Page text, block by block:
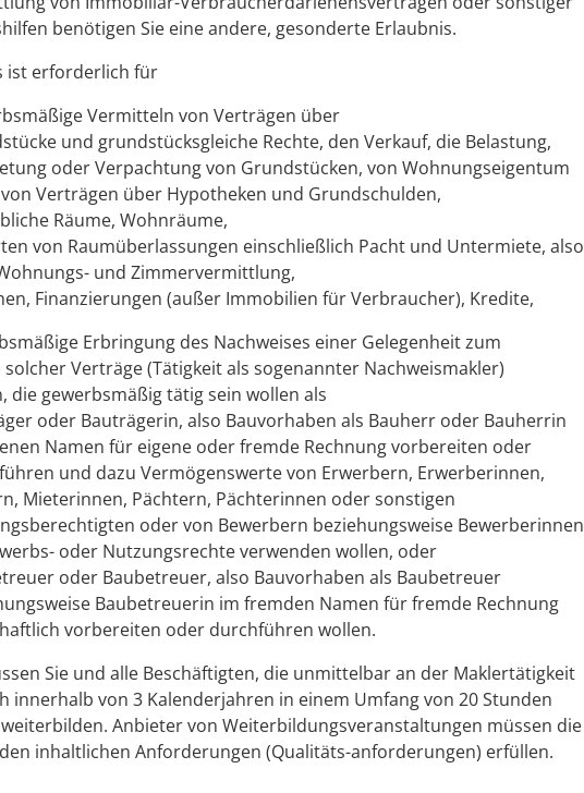
benötigen Sie eine andere, gesonderte Erlaubnis.
ist erforderlich für
Vermitteln von Verträgen über
und grundstücksgleiche Rechte, den Verkauf, die Belastung,
oder Verpachtung von Grundstücken, von Wohnungseigentum
Verträgen über Hypotheken und Grundschulden,
Räume, Wohnräume,
von Raumüberlassungen einschließlich Pacht und Untermiete, also
und Zimmervermittlung,
Finanzierungen (außer Immobilien für Verbraucher), Kredite,
Erbringung des Nachweises einer Gelegenheit zum
solcher Verträge (Tätigkeit als sogenannter Nachweismakler)
die gewerbsmäßig tätig sein wollen als
oder Bauträgerin, also Bauvorhaben als Bauherr oder Bauherrin
Namen für eigene oder fremde Rechnung vorbereiten oder
und dazu Vermögenswerte von Erwerbern, Erwerberinnen,
Mieterinnen, Pächtern, Pächterinnen oder sonstigen
oder von Bewerbern beziehungsweise Bewerberinnen
oder Nutzungsrechte verwenden wollen, oder
oder Baubetreuer, also Bauvorhaben als Baubetreuer
Baubetreuerin im fremden Namen für fremde Rechnung
vorbereiten oder durchführen wollen.
Sie und alle Beschäftigten, die unmittelbar an der Maklertätigkeit
innerhalb von 3 Kalenderjahren in einem Umfang von 20 Stunden
Anbieter von Weiterbildungsveranstaltungen müssen die
inhaltlichen Anforderungen (Qualitäts-anforderungen) erfüllen.